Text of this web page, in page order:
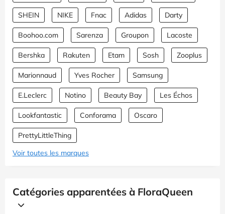
SHEIN NIKE Fnac Adidas Darty
Boohoo.com Sarenza Groupon Lacoste
Bershka Rakuten Etam Sosh Zooplus
Marionnaud Yves Rocher Samsung
E.Leclerc Notino Beauty Bay Les Échos
Lookfantastic Conforama Oscaro
PrettyLittleThing
Voir toutes les marques
Catégories apparentées à FloraQueen